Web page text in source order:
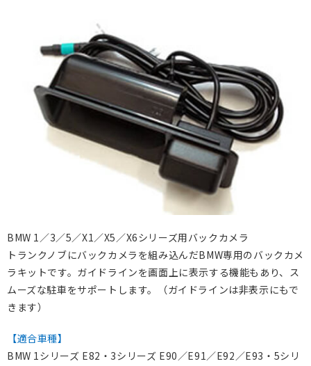
BMW 1／3／5／X1／X5／X6シリーズ用バックカメラ
トランクノブにバックカメラを組み込んだBMW専用のバックカメ
ラキットです。ガイドラインを画面上に表示する機能もあり、ス
ムーズな駐車をサポートします。（ガイドラインは非表示にもで
きます）
【適合車種】
BMW 1シリーズ E82・3シリーズ E90／E91／E92／E93・5シリ